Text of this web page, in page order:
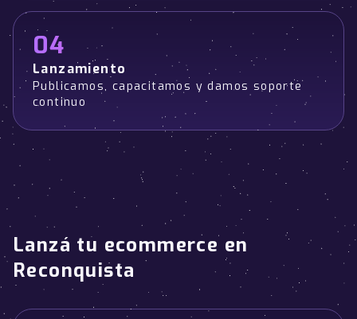
04
Lanzamiento
Publicamos, capacitamos y damos soporte
continuo
Lanzá tu ecommerce en
Reconquista